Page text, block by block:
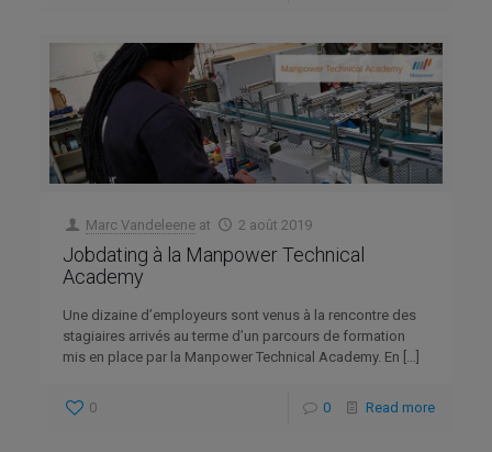
Marc Vandeleene at 2 août 2019
Jobdating à la Manpower Technical
Academy
Une dizaine d’employeurs sont venus à la rencontre des
stagiaires arrivés au terme d’un parcours de formation
mis en place par la Manpower Technical Academy. En
0 0 Read more